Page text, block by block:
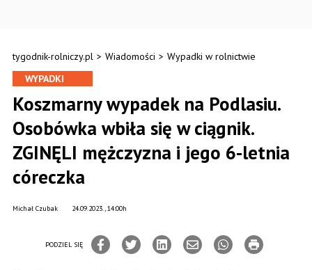
tygodnik-rolniczy.pl > Wiadomości > Wypadki w rolnictwie
WYPADKI
Koszmarny wypadek na Podlasiu.
Osobówka wbiła się w ciągnik.
ZGINĘLI mężczyzna i jego 6-letnia
córeczka
24.09.2023., 14:00h
Michał Czubak
PODZIEL SIĘ